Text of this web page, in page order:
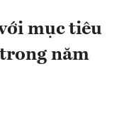
mục tiêu
năm